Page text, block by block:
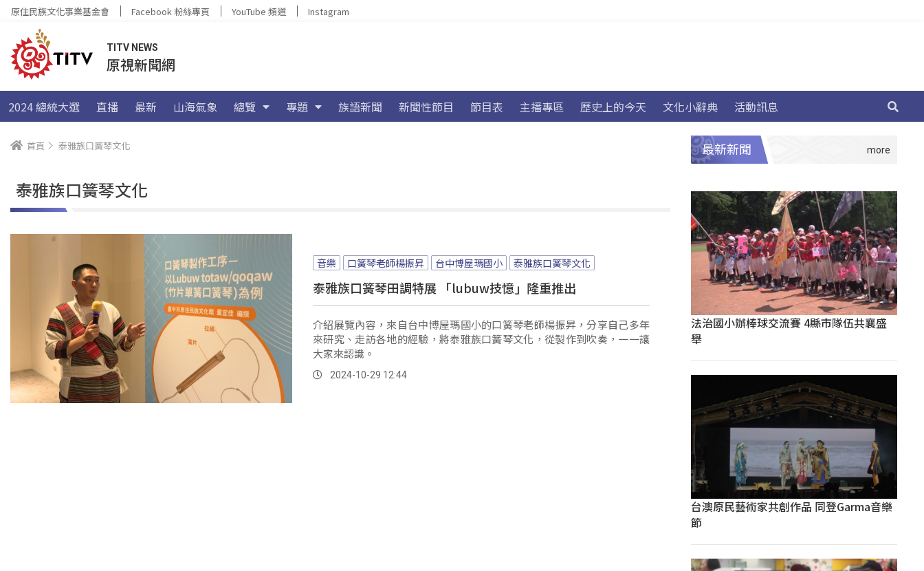
原住民族文化事業基金會 Facebook 粉絲專頁 YouTube 頻道 Instagram
TITV NEWS
原視新聞網
2024 總統大選 直播 最新 山海氣象 總覽 專題 族語新聞 新聞性節目 節目表 主播專區 歷史上的今天 文化小辭典 活動訊息
首頁 泰雅族口簧琴文化
泰雅族口簧琴文化
音樂 口簧琴老師楊振昇 台中博屋瑪國小 泰雅族口簧琴文化
泰雅族口簧琴田調特展 「lubuw技憶」隆重推出
介紹展覽內容，來自台中博屋瑪國小的口簧琴老師楊振昇，分享自己多年
來研究、走訪各地的經驗，將泰雅族口簧琴文化，從製作到吹奏，一一讓
大家來認識。
2024-10-29 12:44
最新新聞
法治國小辦棒球交流賽 4縣市隊伍共襄盛
舉
台澳原民藝術家共創作品 同登Garma音樂
節